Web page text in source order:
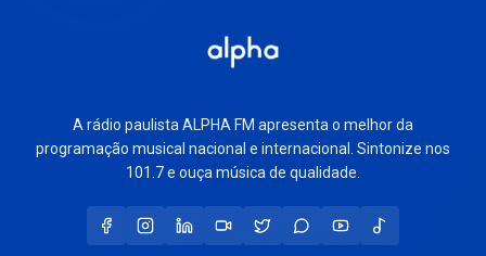
A rádio paulista ALPHA FM apresenta o melhor da
programação musical nacional e internacional. Sintonize nos
101.7 e ouça música de qualidade.